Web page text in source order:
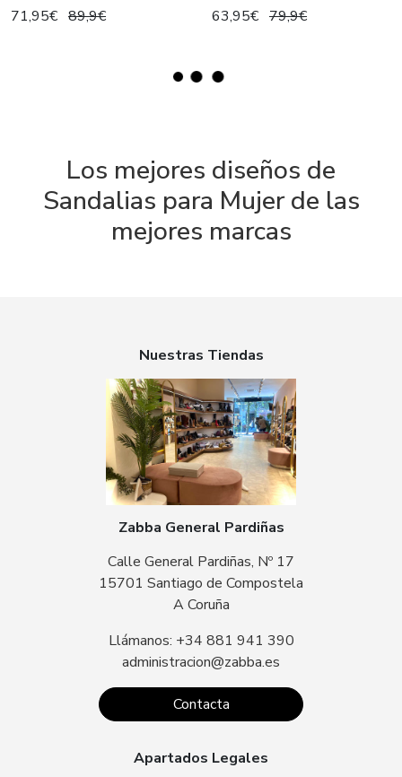
71,95€ 89,9€ 63,95€ 79,9€
Los mejores diseños de
Sandalias para Mujer de las
mejores marcas
Nuestras Tiendas
Zabba General Pardiñas
Calle General Pardiñas, Nº 17
15701 Santiago de Compostela
A Coruña
Llámanos: +34 881 941 390
administracion@zabba.es
Contacta
Apartados Legales